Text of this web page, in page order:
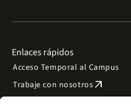
Enlaces rápidos
Acceso Temporal al Campus
Trabaje con nosotrosarrow_outward